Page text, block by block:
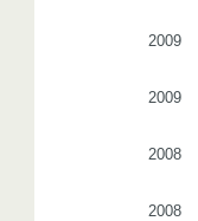
2009
2009
2008
2008